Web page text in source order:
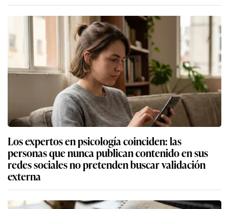
Los expertos en psicología coinciden: las
personas que nunca publican contenido en sus
redes sociales no pretenden buscar validación
externa